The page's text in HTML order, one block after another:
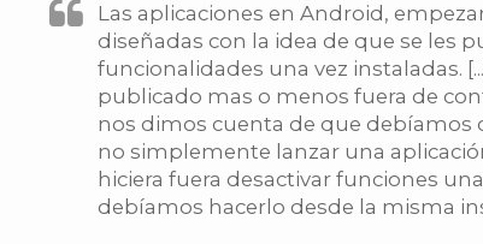
Las aplicaciones en Android,
diseñadas con la idea de que se les
funcionalidades una vez instaladas.
publicado mas o menos fuera de
nos dimos cuenta de que debíamos
no simplemente lanzar una
hiciera fuera desactivar funciones
debíamos hacerlo desde la misma